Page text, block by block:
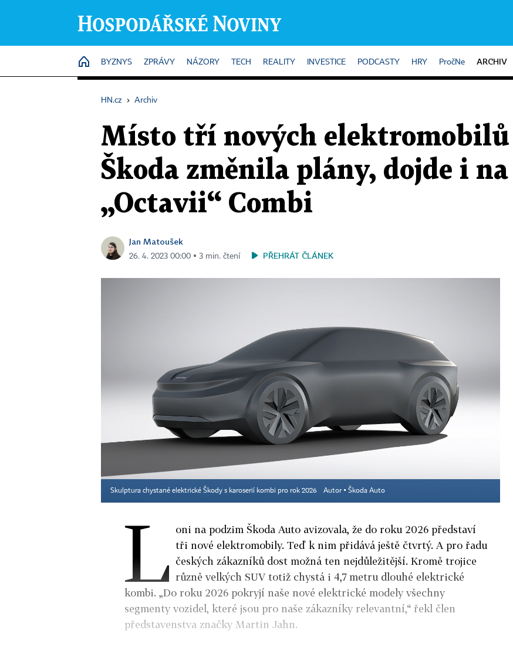
HOME
BYZNYS ZPRÁVY NÁZORY TECH REALITY INVESTICE PODCASTY HRY PročNe ARCHIV
HN.cz › Archiv
Místo tří nových
Škoda změnila plány, dojde i
„Octavii“ Combi
Jan Matoušek
26. 4. 2023 00:00 ▪ 3 min. čtení PŘEHRÁT ČLÁNEK
Skulptura chystané elektrické Škody s karoserií kombi pro rok 2026 Autor ▪ Škoda Auto
L oni na podzim Škoda Auto avizovala, že do roku 2026 představí
tři nové elektromobily. Teď k nim přidává ještě čtvrtý. A pro řadu
českých zákazníků dost možná ten nejdůležitější. Kromě trojice
různě velkých SUV totiž chystá i 4,7 metru dlouhé elektrické
kombi. „Do roku 2026 pokryjí naše nové elektrické modely všechny
segmenty vozidel, které jsou pro naše zákazníky relevantní,“ řekl člen
představenstva značky Martin Jahn.